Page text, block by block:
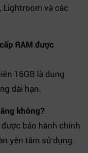
Lightroom và các
RAM được
16GB là dung
dài hạn.
không?
bảo hành chính
yên tâm sử dụng.